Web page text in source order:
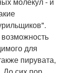
для
пирувата,